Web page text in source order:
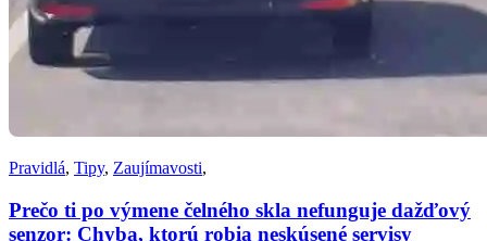
Pravidlá, Tipy, Zaujímavosti,
Prečo ti po výmene čelného skla nefunguje dažďový
senzor: Chyba, ktorú robia neskúsené servisy